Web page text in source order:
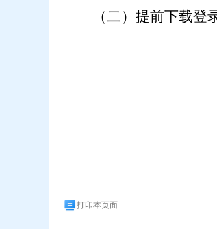
（二）提前下载登
打印本页面